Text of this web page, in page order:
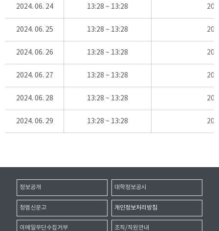
2024. 06. 24 13:28 ~ 13:28
2024. 06. 25 13:28 ~ 13:28
2024. 06. 26 13:28 ~ 13:28
2024. 06. 27 13:28 ~ 13:28
2024. 06. 28 13:28 ~ 13:28
2024. 06. 29 13:28 ~ 13:28
정보공개 대학정보공시
청렴신문고 개인정보처리방침
이메일무단수집거부 조직/직원안내